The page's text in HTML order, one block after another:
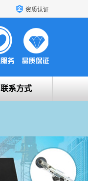
资质认证
联系方式